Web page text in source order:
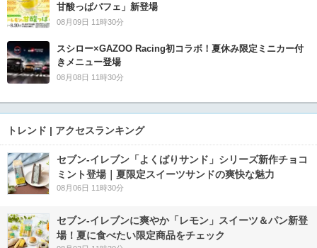
甘酸っぱパフェ」新登場
08月09日 11時30分
スシロー×GAZOO Racing初コラボ！夏休み限定ミニカー付
きメニュー登場
08月08日 11時30分
トレンド | アクセスランキング
セブン‐イレブン「よくばりサンド」シリーズ新作チョコ
ミント登場｜夏限定スイーツサンドの爽快な魅力
08月06日 11時30分
セブン‐イレブンに爽やか「レモン」スイーツ＆パン新登
場！夏に食べたい限定商品をチェック